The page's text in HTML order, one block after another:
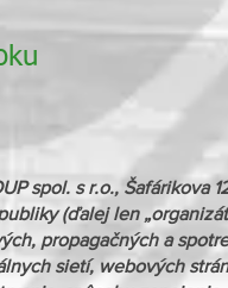
spol. s r.o., Šafárikova
(ďalej len
propagačných a
sietí, webových